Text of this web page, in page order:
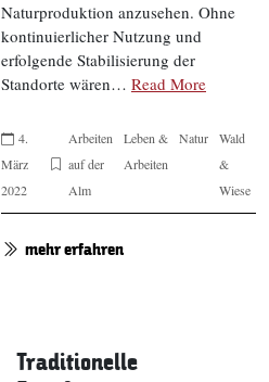
Naturproduktion anzusehen. Ohne
kontinuierlicher Nutzung und
erfolgende Stabilisierung der
Standorte wären… Read More
4.
März
2022
Arbeiten
auf der
Alm
Leben &
Arbeiten
Natur
Wald
&
Wiese
mehr erfahren
Traditionelle